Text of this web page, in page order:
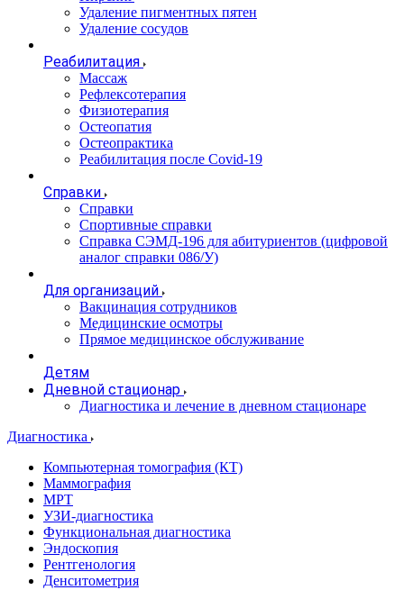
Удаление пигментных пятен
Удаление сосудов
Реабилитация
Массаж
Рефлексотерапия
Физиотерапия
Остеопатия
Остеопрактика
Реабилитация после Covid-19
Справки
Справки
Спортивные справки
Справка СЭМД‑196 для абитуриентов (цифровой
аналог справки 086/У)
Для организаций
Вакцинация сотрудников
Медицинские осмотры
Прямое медицинское обслуживание
Детям
Дневной стационар
Диагностика и лечение в дневном стационаре
Диагностика
Компьютерная томография (КТ)
Маммография
МРТ
УЗИ-диагностика
Функциональная диагностика
Эндоскопия
Рентгенология
Денситометрия